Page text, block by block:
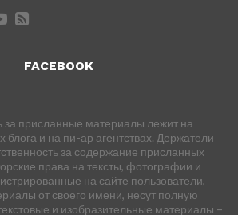
FACEBOOK
за присланные материалы лежит на
блога и на пи-ар агентствах. Держатели
за содержание присланных
права на тексты, фотографии и
на сайте пользователи,
от своего имени, несут полную
и изобразительные материалы –